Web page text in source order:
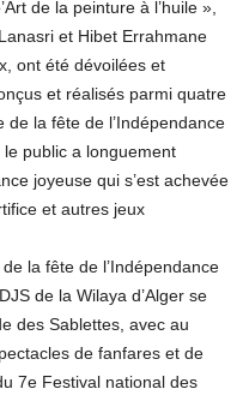
de la peinture à l’huile »,
et Hibet Errahmane
ont été dévoilées et
et réalisés parmi quatre
la fête de l’Indépendance
public a longuement
joyeuse qui s’est achevée
et autres jeux
la fête de l’Indépendance
de la Wilaya d’Alger se
des Sablettes, avec au
de fanfares et de
7e Festival national des